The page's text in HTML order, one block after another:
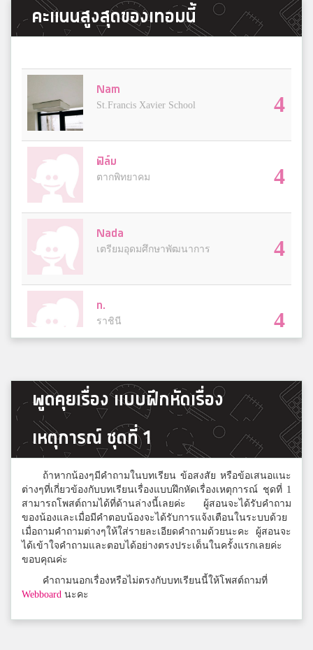
คะแนนสูงสุดของเทอมนี้
Nam
St.Francis Xavier School 4
ฟิล์ม
ตากพิทยาคม 4
Nada
เตรียมอุดมศึกษาพัฒนาการ 4
n.
ราชินี 4
Silapakan Sanikosai
RSU 4
มีมี่
4
Art
หาดใหญ่วิทยาลัยสมบูรณ์กุลกันยา 4
พูดคุยเรื่อง แบบฝึกหัดเรื่อง
เหตุการณ์ ชุดที่ 1
ถ้าหากน้องๆมีคำถามในบทเรียน ข้อสงสัย หรือข้อเสนอแนะ
ต่างๆที่เกี่ยวข้องกับบทเรียนเรื่องแบบฝึกหัดเรื่องเหตุการณ์ ชุดที่ 1
สามารถโพสต์ถามได้ที่ด้านล่างนี้เลยค่ะ ผู้สอนจะได้รับคำถาม
ของน้องและเมื่อมีคำตอบน้องจะได้รับการแจ้งเตือนในระบบด้วย
เมื่อถามคำถามต่างๆให้ใส่รายละเอียดคำถามด้วยนะคะ ผู้สอนจะ
ได้เข้าใจคำถามและตอบได้อย่างตรงประเด็นในครั้งแรกเลยค่ะ
ขอบคุณค่ะ
คำถามนอกเรื่องหรือไม่ตรงกับบทเรียนนี้ให้โพสต์ถามที่
Webboard นะคะ